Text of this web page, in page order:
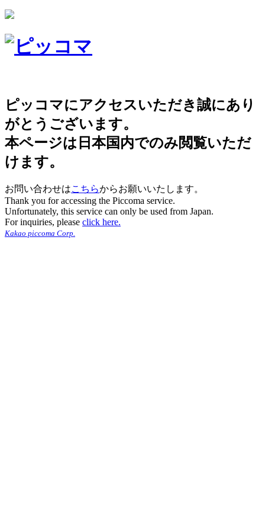
ピッコマにアクセスいただき誠にあり
がとうございます。
本ページは日本国内でのみ閲覧いただ
けます。
お問い合わせはこちらからお願いいたします。
Thank you for accessing the Piccoma service.
Unfortunately, this service can only be used from Japan.
For inquiries, please click here.
Kakao piccoma Corp.